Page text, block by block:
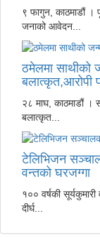
९ फागुन, काठमाडौं ।
जनाको आवेदन...
ठमेलमा साथीको
बलात्कृत,आरोपी
२८ माघ, काठमाडौं ।
बलात्कृत...
टेलिभिजन
वन्तको घरजग्गा
१०० वर्षकी
दीर्घ...